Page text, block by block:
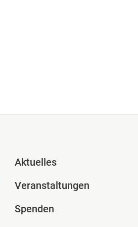
Fusszeile Spalte 2
Aktuelles
Veranstaltungen
Spenden